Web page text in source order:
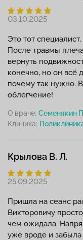
03.10.2025
Это тот
После травмы
вернуть
конечно, но он всё
почему так нужно.
облегчение!
О враче: Семенякин
Клиника:
Крылова В. Л.
25.09.2025
Пришла на сеанс
Викторовичу
чем ожидала.
уже вроде и